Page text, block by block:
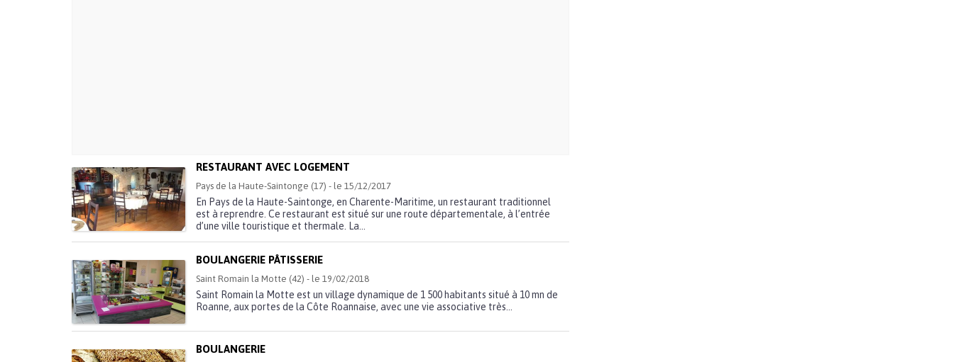
RESTAURANT AVEC LOGEMENT
Pays de la Haute-Saintonge (17) - le 15/12/2017
En Pays de la Haute-Saintonge, en Charente-Maritime, un restaurant traditionnel
est à reprendre. Ce restaurant est situé sur une route départementale, à l’entrée
d’une ville touristique et thermale. La...
BOULANGERIE PÂTISSERIE
Saint Romain la Motte (42) - le 19/02/2018
Saint Romain la Motte est un village dynamique de 1 500 habitants situé à 10 mn de
Roanne, aux portes de la Côte Roannaise, avec une vie associative très...
BOULANGERIE